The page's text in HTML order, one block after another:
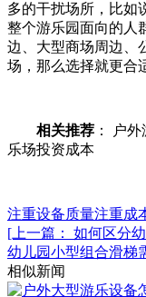
多的干扰场所，比如
整个游乐园面向的人
边、大型商场周边、
场，那么选择就更合
相关推荐 ： 户
乐场投资成本
注重设备质量注重成
[上一篇： 如何区分
幼儿园小型组合滑梯
相似新闻